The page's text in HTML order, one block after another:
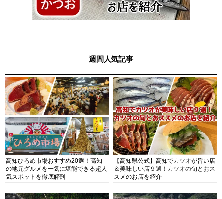
週間人気記事
高知ひろめ市場おすすめ20選！高知
の地元グルメを一気に堪能できる超人
気スポットを徹底解剖
【高知県公式】高知でカツオが旨い店
＆美味しい店９選！カツオの旬とおス
スメのお店を紹介